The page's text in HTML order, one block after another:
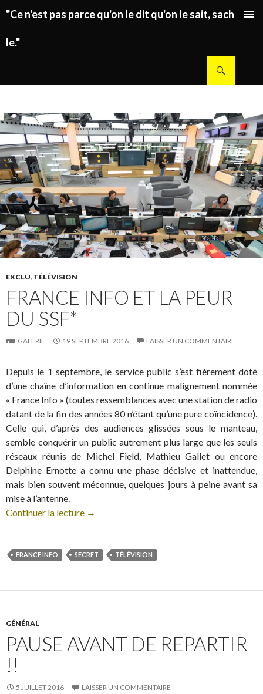
"Ce n'est pas parce qu'on le dit qu'on le sait, sachez
le."
EXCLU, TÉLÉVISION
FRANCE INFO ET LA PEUR
DU SSF*
GALERIE 19 SEPTEMBRE 2016 LAISSER UN COMMENTAIRE
Depuis le 1 septembre, le service public s’est fièrement doté
d’une chaîne d’information en continue malignement nommée
« France Info » (toutes ressemblances avec une station de radio
datant de la fin des années 80 n’étant qu’une pure coïncidence).
Celle qui, d’après des audiences glissées sous le manteau,
semble conquérir un public autrement plus large que les seuls
réseaux réunis de Michel Field, Mathieu Gallet ou encore
Delphine Ernotte a connu une phase décisive et inattendue,
mais bien souvent méconnue, quelques jours à peine avant sa
mise à l’antenne.
Continuer la lecture →
FRANCE INFO SECRET TÉLÉVISION
GÉNÉRAL
PAUSE AVANT DE REPARTIR
!!
5 JUILLET 2016 LAISSER UN COMMENTAIRE